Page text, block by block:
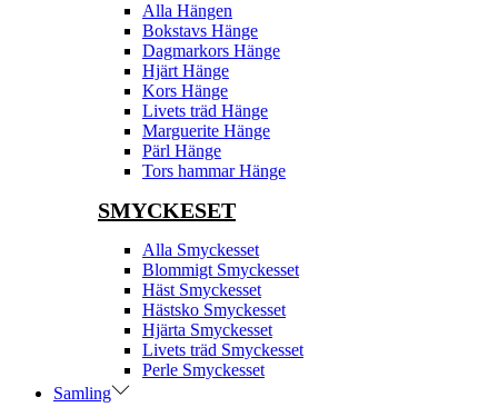
Alla Hängen
Bokstavs Hänge
Dagmarkors Hänge
Hjärt Hänge
Kors Hänge
Livets träd Hänge
Marguerite Hänge
Pärl Hänge
Tors hammar Hänge
SMYCKESET
Alla Smyckesset
Blommigt Smyckesset
Häst Smyckesset
Hästsko Smyckesset
Hjärta Smyckesset
Livets träd Smyckesset
Perle Smyckesset
Samling